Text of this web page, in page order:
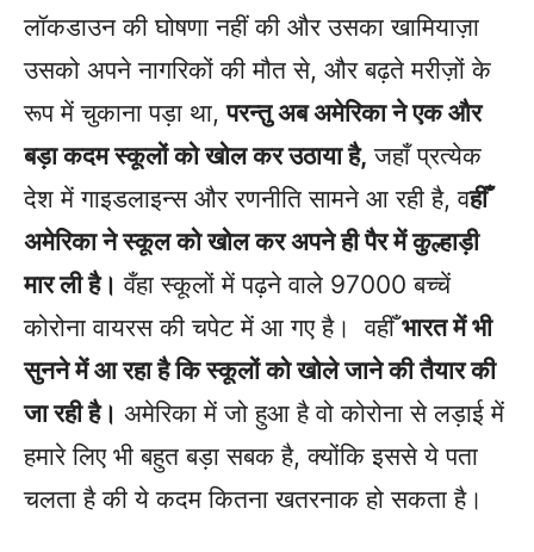
लॉकडाउन की घोषणा नहीं की और उसका खामियाज़ा
उसको अपने नागरिकों की मौत से, और बढ़ते मरीज़ों के
रूप में चुकाना पड़ा था,परन्तु अब अमेरिका ने एक और
बड़ा कदम स्कूलों को खोल कर उठाया है, जहाँ प्रत्येक
देश में गाइडलाइन्स और रणनीति सामने आ रही है, वहीँ
अमेरिका ने स्कूल को खोल कर अपने ही पैर में कुल्हाड़ी
मार ली है। वँहा स्कूलों में पढ़ने वाले 97000 बच्चें
कोरोना वायरस की चपेट में आ गए है। ​ वहीँभारत में भी
सुनने में आ रहा है कि स्कूलों को खोले जाने की तैयार की
जा रही है। ​अमेरिका में जो हुआ है वो कोरोना से लड़ाई में
हमारे लिए भी बहुत बड़ा सबक है, क्योंकि इससे ये पता
चलता है की ये कदम कितना खतरनाक हो सकता है।